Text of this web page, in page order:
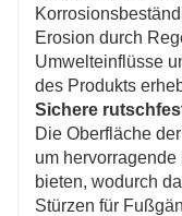
Erosion durch
Umwelteinflüsse
des Produkts
Sichere
Die Oberfläche
um
bieten, wodurch
Stürzen für